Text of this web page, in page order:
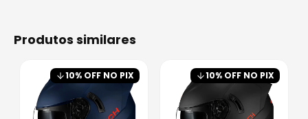
produtos similares
10% OFF NO PIX 10% OFF NO PIX